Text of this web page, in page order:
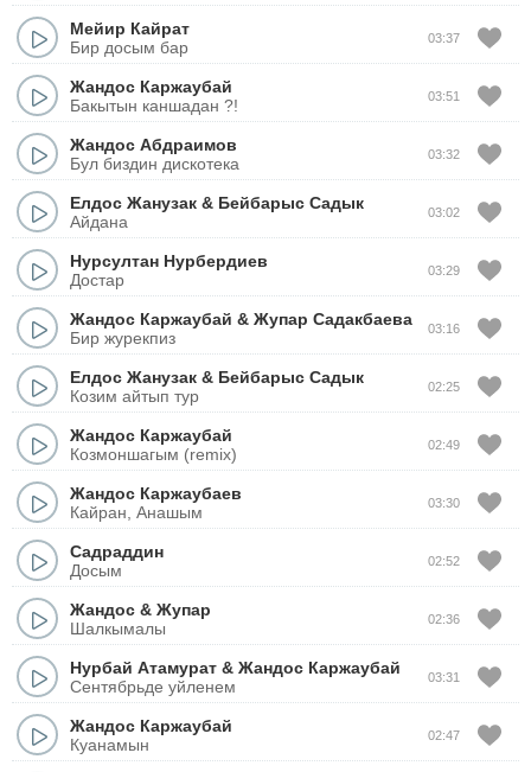
Мейир Кайрат
Бир досым бар
03:37
Жандос Каржаубай
Бакытын каншадан ?!
03:51
Жандос Абдраимов
Бул биздин дискотека
03:32
Елдос Жанузак & Бейбарыс Садык
Айдана
03:02
Нурсултан Нурбердиев
Достар
03:29
Жандос Каржаубай & Жупар Садакбаева
Бир журекпиз
03:16
Елдос Жанузак & Бейбарыс Садык
Козим айтып тур
02:25
Жандос Каржаубай
Козмоншагым (remix)
02:49
Жандос Каржаубаев
Кайран, Анашым
03:30
Садраддин
Досым
02:52
Жандос & Жупар
Шалкымалы
02:36
Нурбай Атамурат & Жандос Каржаубай
Сентябрьде уйленем
03:31
Жандос Каржаубай
Куанамын
02:47